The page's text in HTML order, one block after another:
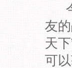
友
天
可